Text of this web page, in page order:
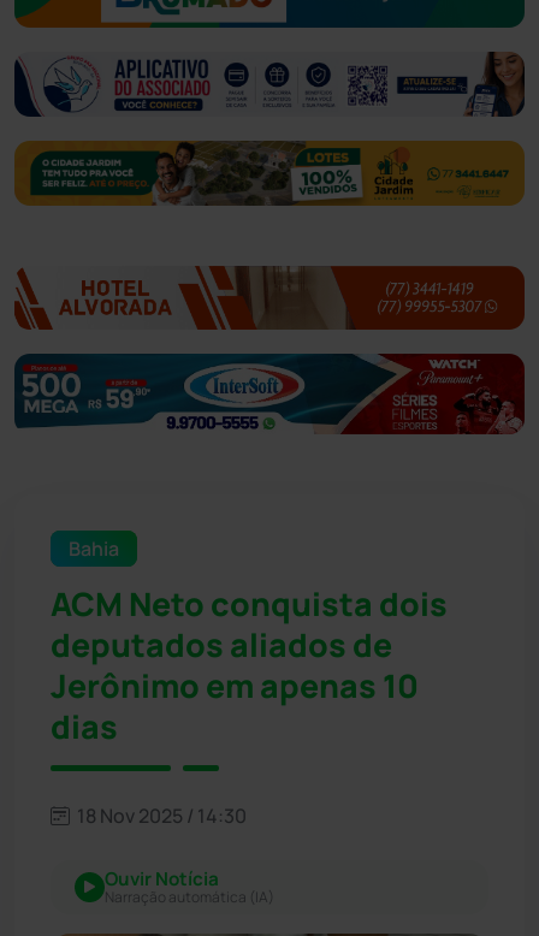
Bahia
ACM Neto conquista dois
deputados aliados de
Jerônimo em apenas 10
dias
18 Nov 2025 / 14:30
Ouvir Notícia
Narração automática (IA)